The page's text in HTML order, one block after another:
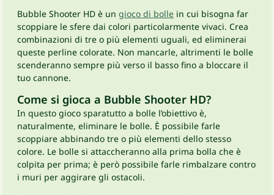
Bubble Shooter HD è un gioco di bolle in cui bisogna far
scoppiare le sfere dai colori particolarmente vivaci. Crea
combinazioni di tre o più elementi uguali, ed eliminerai
queste perline colorate. Non mancarle, altrimenti le bolle
scenderanno sempre più verso il basso fino a bloccare il
tuo cannone.
Come si gioca a Bubble Shooter HD?
In questo gioco sparatutto a bolle l’obiettivo è,
naturalmente, eliminare le bolle. È possibile farle
scoppiare abbinando tre o più elementi dello stesso
colore. Le bolle si attaccheranno alla prima bolla che è
colpita per prima; è però possibile farle rimbalzare contro
i muri per aggirare gli ostacoli.